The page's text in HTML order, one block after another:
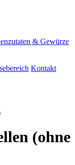
& Gewürze
Kontakt
(ohne